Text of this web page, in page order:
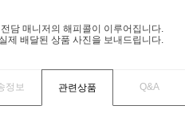
담 매니저의 해피콜이 이루어집니다.
제 배달된 상품 사진을 보내드립니다.
정보 관련상품 Q&A